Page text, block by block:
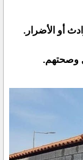
أو الأضرار.
وصحتهم.